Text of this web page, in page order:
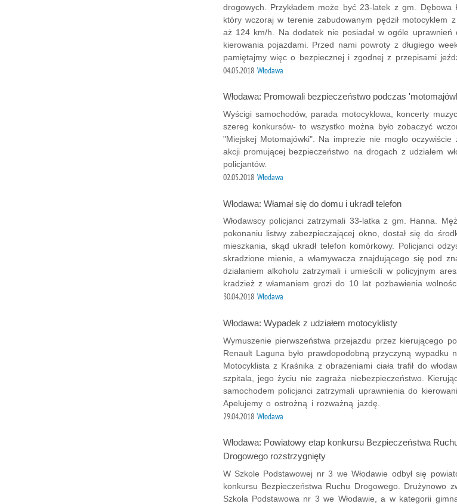
drogowych. Przykładem może być 23-latek z gm. Dębowa
który wczoraj w terenie zabudowanym pędził motocyklem
aż 124 km/h. Na dodatek nie posiadał w ogóle uprawnień
kierowania pojazdami. Przed nami powroty z długiego
pamiętajmy więc o bezpiecznej i zgodnej z przepisami
04.05.2018 Włodawa
Włodawa: Promowali bezpieczeństwo podczas
Wyścigi samochodów, parada motocyklowa, koncerty
szereg konkursów- to wszystko można było zobaczyć
"Miejskej Motomajówki". Na imprezie nie mogło oczywiście
akcji promującej bezpieczeństwo na drogach z udziałem
policjantów.
02.05.2018 Włodawa
Włodawa: Włamał się do domu i ukradł telefon
Włodawscy policjanci zatrzymali 33-latka z gm. Hanna.
pokonaniu listwy zabezpieczającej okno, dostał się do
mieszkania, skąd ukradł telefon komórkowy. Policjanci
skradzione mienie, a włamywacza znajdującego się pod
działaniem alkoholu zatrzymali i umieścili w policyjnym
kradzież z włamaniem grozi do 10 lat pozbawienia
30.04.2018 Włodawa
Włodawa: Wypadek z udziałem motocyklisty
Wymuszenie pierwszeństwa przejazdu przez kierującego
Renault Laguna było prawdopodobną przyczyną wypadku
Motocyklista z Kraśnika z obrażeniami ciała trafił do
szpitala, jego życiu nie zagraża niebezpieczeństwo.
samochodem policjanci zatrzymali uprawnienia do
Apelujemy o ostrożną i rozważną jazdę.
29.04.2018 Włodawa
Włodawa: Powiatowy etap konkursu Bezpieczeństwa
Drogowego rozstrzygnięty
W Szkole Podstawowej nr 3 we Włodawie odbył się
konkursu Bezpieczeństwa Ruchu Drogowego. Drużynowo
Szkoła Podstawowa nr 3 we Włodawie, a w kategorii